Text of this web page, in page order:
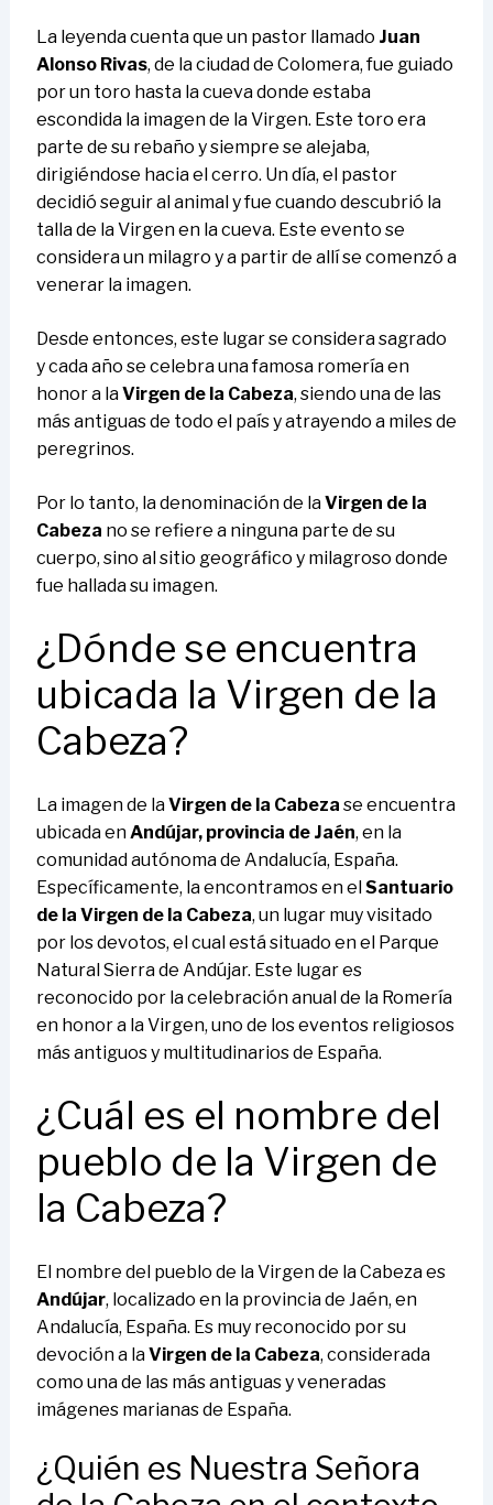
La leyenda cuenta que un pastor llamado Juan
Alonso Rivas, de la ciudad de Colomera, fue guiado
por un toro hasta la cueva donde estaba
escondida la imagen de la Virgen. Este toro era
parte de su rebaño y siempre se alejaba,
dirigiéndose hacia el cerro. Un día, el pastor
decidió seguir al animal y fue cuando descubrió la
talla de la Virgen en la cueva. Este evento se
considera un milagro y a partir de allí se comenzó a
venerar la imagen.
Desde entonces, este lugar se considera sagrado
y cada año se celebra una famosa romería en
honor a laVirgen de la Cabeza, siendo una de las
más antiguas de todo el país y atrayendo a miles de
peregrinos.
Por lo tanto, la denominación de laVirgen de la
Cabeza no se refiere a ninguna parte de su
cuerpo, sino al sitio geográfico y milagroso donde
fue hallada su imagen.
¿Dónde se encuentra
ubicada la Virgen de la
Cabeza?
La imagen de laVirgen de la Cabeza se encuentra
ubicada enAndújar, provincia de Jaén, en la
comunidad autónoma de Andalucía, España.
Específicamente, la encontramos en el Santuario
de la Virgen de la Cabeza, un lugar muy visitado
por los devotos, el cual está situado en el Parque
Natural Sierra de Andújar. Este lugar es
reconocido por la celebración anual de la Romería
en honor a la Virgen, uno de los eventos religiosos
más antiguos y multitudinarios de España.
¿Cuál es el nombre del
pueblo de la Virgen de
la Cabeza?
El nombre del pueblo de la Virgen de la Cabeza es
Andújar, localizado en la provincia de Jaén, en
Andalucía, España. Es muy reconocido por su
devoción a laVirgen de la Cabeza, considerada
como una de las más antiguas y veneradas
imágenes marianas de España.
¿Quién es Nuestra Señora